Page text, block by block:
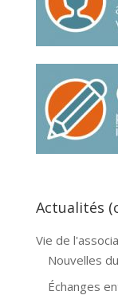
Actualités
Vie de
Nouvelles
Échanges